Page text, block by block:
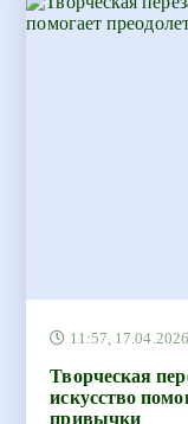
11:57, 17.04.2026
Творческая
искусство
привычки